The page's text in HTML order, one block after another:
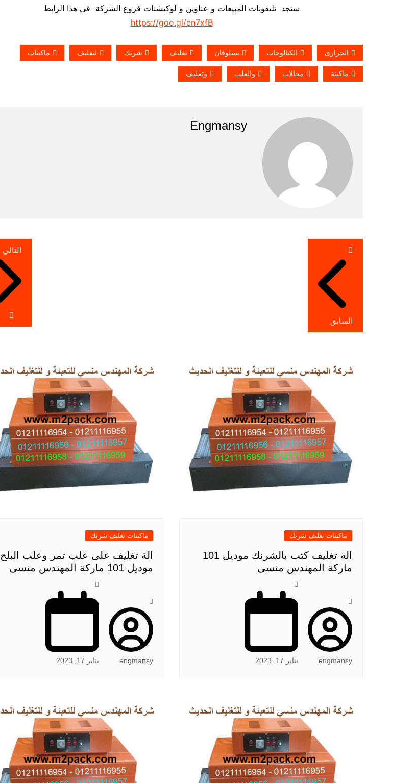
ستجد تليفونات المبيعات و عناوين و لوكيشنات فروع الشركة في هذا الرابط
https://goo.gl/en7xfB
الحرارى الكتالوجات بسلوفان تغليف شرنك لتغليف ماكينات
ماكينة مجالات والعلب وتغليف
Engmansy
تصفّح
المقالات
السابق
التالي
ماكينات تغليف شرنك
الة تغليف كتب بالشرنك موديل 101
ماركة المهندس منسى
engmansy يناير 17, 2023
ماكينات تغليف شرنك
الة تغليف على علب تمر وعلب البلح
موديل 101 ماركة المهندس منسى
engmansy يناير 17, 2023